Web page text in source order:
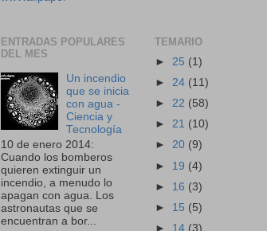
ENTRADAS POPULARES
DEL MES
Un incendio
que se inicia
con agua -
Ciencia y
Tecnología
10 de enero 2014:
Cuando los bomberos
quieren extinguir un
incendio, a menudo lo
apagan con agua. Los
astronautas que se
encuentran a bor...
TEMARIO
► 25 (1)
► 24 (11)
► 22 (58)
► 21 (10)
► 20 (9)
► 19 (4)
► 16 (3)
► 15 (5)
► 14 (3)